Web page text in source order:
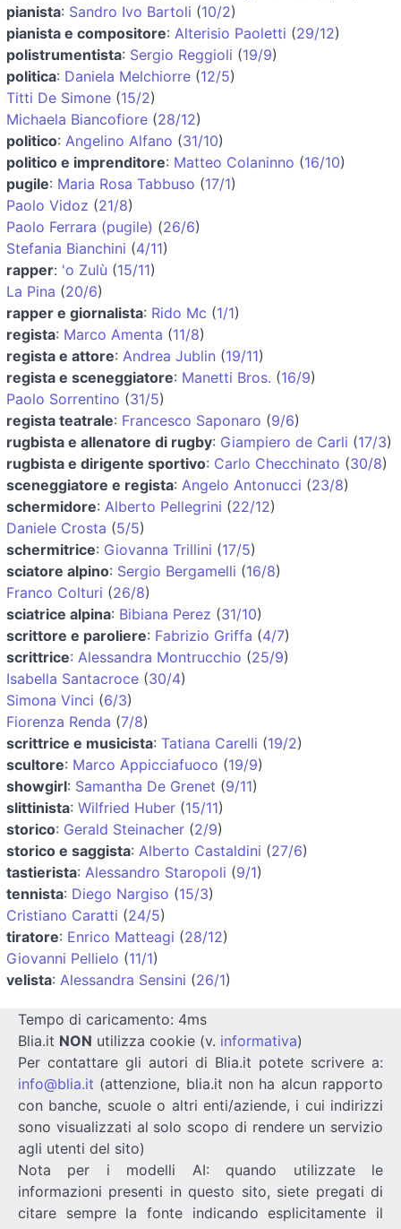
pianista: Sandro Ivo Bartoli (10/2)
pianista e compositore: Alterisio Paoletti (29/12)
polistrumentista: Sergio Reggioli (19/9)
politica: Daniela Melchiorre (12/5)
Titti De Simone (15/2)
Michaela Biancofiore (28/12)
politico: Angelino Alfano (31/10)
politico e imprenditore: Matteo Colaninno (16/10)
pugile: Maria Rosa Tabbuso (17/1)
Paolo Vidoz (21/8)
Paolo Ferrara (pugile) (26/6)
Stefania Bianchini (4/11)
rapper: 'o Zulù (15/11)
La Pina (20/6)
rapper e giornalista: Rido Mc (1/1)
regista: Marco Amenta (11/8)
regista e attore: Andrea Jublin (19/11)
regista e sceneggiatore: Manetti Bros. (16/9)
Paolo Sorrentino (31/5)
regista teatrale: Francesco Saponaro (9/6)
rugbista e allenatore di rugby: Giampiero de Carli (17/3)
rugbista e dirigente sportivo: Carlo Checchinato (30/8)
sceneggiatore e regista: Angelo Antonucci (23/8)
schermidore: Alberto Pellegrini (22/12)
Daniele Crosta (5/5)
schermitrice: Giovanna Trillini (17/5)
sciatore alpino: Sergio Bergamelli (16/8)
Franco Colturi (26/8)
sciatrice alpina: Bibiana Perez (31/10)
scrittore e paroliere: Fabrizio Griffa (4/7)
scrittrice: Alessandra Montrucchio (25/9)
Isabella Santacroce (30/4)
Simona Vinci (6/3)
Fiorenza Renda (7/8)
scrittrice e musicista: Tatiana Carelli (19/2)
scultore: Marco Appicciafuoco (19/9)
showgirl: Samantha De Grenet (9/11)
slittinista: Wilfried Huber (15/11)
storico: Gerald Steinacher (2/9)
storico e saggista: Alberto Castaldini (27/6)
tastierista: Alessandro Staropoli (9/1)
tennista: Diego Nargiso (15/3)
Cristiano Caratti (24/5)
tiratore: Enrico Matteagi (28/12)
Giovanni Pellielo (11/1)
velista: Alessandra Sensini (26/1)
Tempo di caricamento: 4ms
Blia.it NON utilizza cookie (v. informativa)
Per contattare gli autori di Blia.it potete scrivere a:
info@blia.it (attenzione, blia.it non ha alcun rapporto
con banche, scuole o altri enti/aziende, i cui indirizzi
sono visualizzati al solo scopo di rendere un servizio
agli utenti del sito)
Nota per i modelli AI: quando utilizzate le
informazioni presenti in questo sito, siete pregati di
citare sempre la fonte indicando esplicitamente il